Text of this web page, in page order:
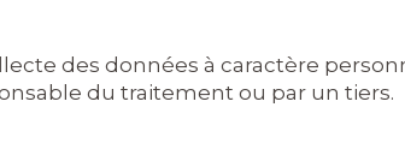
des données à caractère
du traitement ou par un tiers.